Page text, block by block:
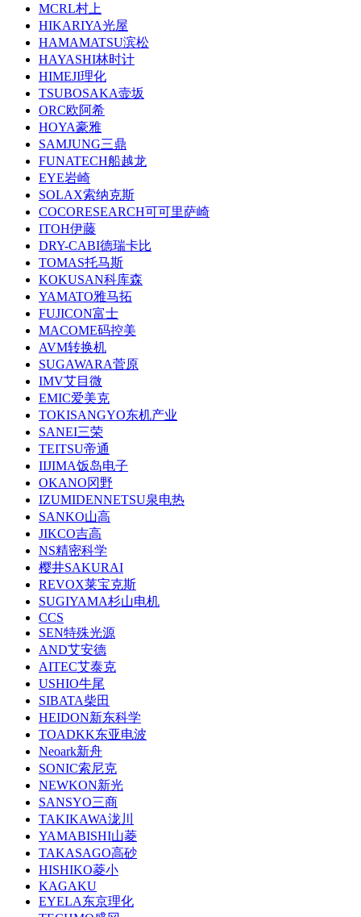
MCRL村上
HIKARIYA光屋
HAMAMATSU滨松
HAYASHI林时计
HIMEJI理化
TSUBOSAKA壸坂
ORC欧阿希
HOYA豪雅
SAMJUNG三鼎
FUNATECH船越龙
EYE岩崎
SOLAX索纳克斯
COCORESEARCH可可里萨崎
ITOH伊藤
DRY-CABI德瑞卡比
TOMAS托马斯
KOKUSAN科库森
YAMATO雅马拓
FUJICON富士
MACOME码控美
AVM转换机
SUGAWARA菅原
IMV艾目微
EMIC爱美克
TOKISANGYO东机产业
SANEI三荣
TEITSU帝通
IIJIMA饭岛电子
OKANO冈野
IZUMIDENNETSU泉电热
SANKO山高
JIKCO吉高
NS精密科学
樱井SAKURAI
REVOX莱宝克斯
SUGIYAMA杉山电机
CCS
SEN特殊光源
AND艾安德
AITEC艾泰克
USHIO牛尾
SIBATA柴田
HEIDON新东科学
TOADKK东亚电波
Neoark新舟
SONIC索尼克
NEWKON新光
SANSYO三商
TAKIKAWA泷川
YAMABISHI山菱
TAKASAGO高砂
HISHIKO菱小
KAGAKU
EYELA东京理化